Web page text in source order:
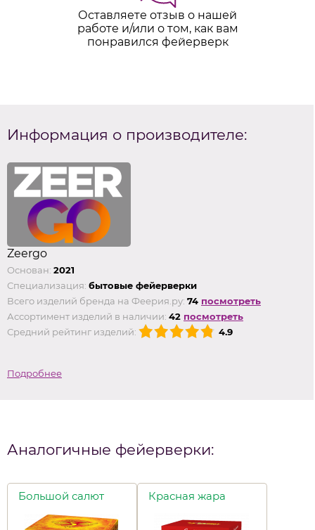
Оставляете отзыв о нашей
работе и/или о том, как вам
понравился фейерверк
Информация о производителе:
Zeergo
Основан: 2021
Специализация: бытовые фейерверки
Всего изделий бренда на Феерия.ру: 74 посмотреть
Ассортимент изделий в наличии: 42 посмотреть
Средний рейтинг изделий:
4.9
Подробнее
Аналогичные фейерверки:
Большой салют Красная жара